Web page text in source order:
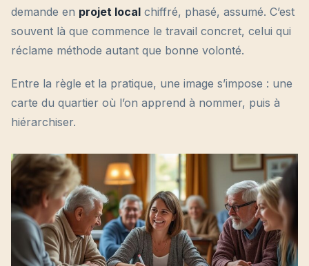
demande en projet local chiffré, phasé, assumé. C’est
souvent là que commence le travail concret, celui qui
réclame méthode autant que bonne volonté.
Entre la règle et la pratique, une image s’impose : une
carte du quartier où l’on apprend à nommer, puis à
hiérarchiser.